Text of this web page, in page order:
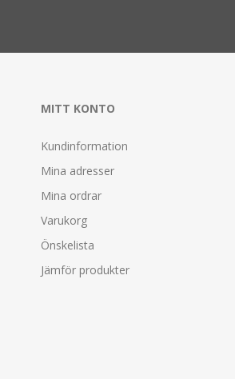
MITT KONTO
Kundinformation
Mina adresser
Mina ordrar
Varukorg
Önskelista
Jämför produkter